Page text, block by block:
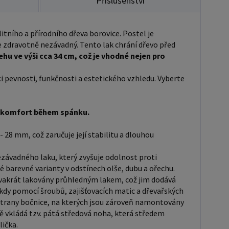
velmi jednoduchá, kdy pomocí šroubů,
sobě a vložíte mezi ně z každé boční strany
kterých jsou zároveň namontovány podklady pro
roštu. U dvojpostelí ( 120x200 až 180x200 cm) se
tzv. pátá středová noha, která středem postele
polovině rošty. Součástí kompletu šroubení je i
pro matraci, resp. rozměr matrace. Na
dvouletou záruku. Doporučujeme k
dokoupit: Matrace - nakupujte - ZDE
- ZDE Úložný prostor - nakupujte
toppery - nakupujte - ZDE Rozměry
postele jsou klíčové pro pohodlí a
ložnice. Výška postele by měla být taková, abyste
vstávat a lehat. Rozměry postele mohou
a přírodního dřeva borovice. Postel je
nezávadný. Tento lak chrání dřevo před
ve výši cca 34 cm, což je vhodné nejen pro
funkčnosti a estetického vzhledu. Vyberte
během spánku.
28 mm, což zaručuje její stabilitu a dlouhou
laku, který zvyšuje odolnost proti
varianty v odstínech olše, dubu a ořechu.
lakovány průhledným lakem, což jim dodává
pomocí šroubů, zajišťovacích matic a dřevařských
bočnice, na kterých jsou zároveň namontovány
vkládá tzv. pátá středová noha, která středem